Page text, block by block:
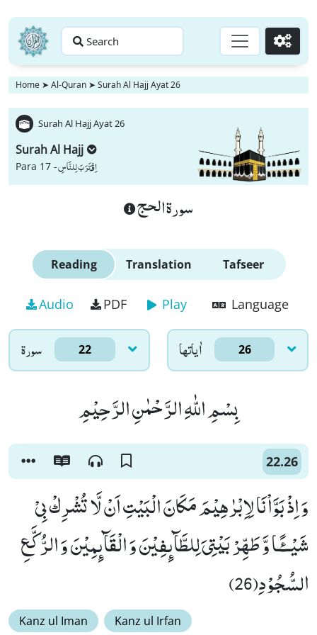
Search Go
Home ➤ Al-Quran ➤ Surah Al Hajj Ayat 26
Surah Al Hajj Ayat 26
Surah Al Hajj
Para 17 -اِقْتَرَبَ لِلنَّاسِ
سورة الحج
Reading Translation Tafseer
Audio PDF Play Language
سورۃ 22 اٰياتها 26
بِسْمِ اللّٰهِ الرَّحْمٰنِ الرَّحِیْمِ
22.26
وَ اِذْ بَوَّاْنَا لِاِبْرٰهِیْمَ مَكَانَ الْبَیْتِ اَنْ لَّا تُشْرِكْ بِیْ
شَیْــٴًـا وَّ طَهِّرْ بَیْتِیَ لِلطَّآىٕفِیْنَ وَ الْقَآىٕمِیْنَ وَ الرُّكَّعِ
السُّجُوْدِ(26)
Kanz ul Iman Kanz ul Irfan